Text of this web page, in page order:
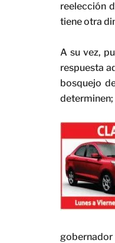
reelección
tiene otra
A su vez,
respuesta
bosquejo
determinen;